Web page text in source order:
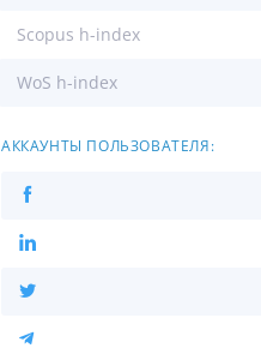
Scopus h-index
WoS h-index
АККАУНТЫ ПОЛЬЗОВАТЕЛЯ: